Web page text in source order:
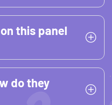
this panel
do they